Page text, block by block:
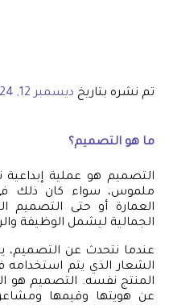
تم نشره بتاريخ ديسمبر 12, 2024
ما هو التصميم؟
التصميم هو عملية إبداعية
ملموس، سواء كان ذلك في
العمارة أو حتى التصميم
الجمالية ليشمل الوظيفة
عندما نتحدث عن التصميم،
الشعار الذي يتم استخدامه
المنتج نفسه. التصميم هو
عن هويتها وقيمها